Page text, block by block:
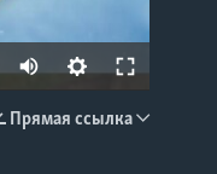
Прямая ссылка